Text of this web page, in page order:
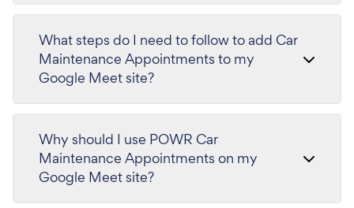
What steps do I need to follow to add Car
Maintenance Appointments to my
Google Meet site?
Why should I use POWR Car
Maintenance Appointments on my
Google Meet site?